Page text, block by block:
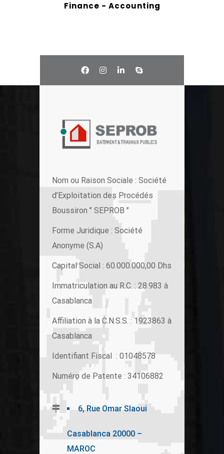
Finance - Accounting
Nom ou Raison Sociale : Société
d’Exploitation des Procédés
Boussiron ’’ SEPROB ’’
Forme Juridique : Société
Anonyme (S.A)
Capital Social : 60.000.000,00 Dhs
Immatriculation au R.C. : 28.983 à
Casablanca
Affiliation à la C.N.S.S. : 1923863 à
Casablanca
Identifiant Fiscal : 01048578
Numéro de Patente : 34106882
6, Rue Omar Slaoui
Casablanca 20000 –
MAROC